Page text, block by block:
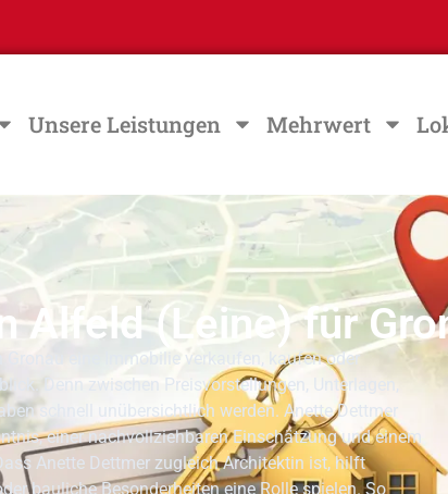
Unsere Leistungen Mehrwert
Alfeld (Leine) für
eine Immobilie verkaufen, kaufen oder
Denn zwischen Preisvorstellungen, Unterlagen,
schnell unübersichtlich werden. Anette Dettmer
einer nachvollziehbaren Einschätzung und einem
Anette Dettmer zugleich Architektin ist, hilft
bauliche Besonderheiten eine Rolle spielen. So